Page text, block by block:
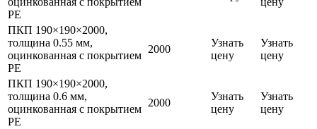
PE
ПКП 190×190×2000,
толщина 0.55 мм,
оцинкованная с покрытием
PE
2000
Узнать
цену
Узнать
цену
ПКП 190×190×2000,
толщина 0.6 мм,
оцинкованная с покрытием
PE
2000
Узнать
цену
Узнать
цену